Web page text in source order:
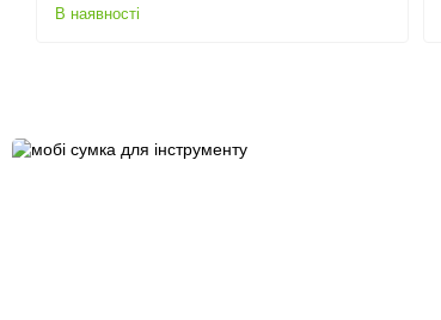
В наявності